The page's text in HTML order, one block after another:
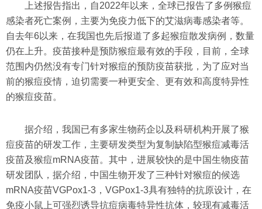
上述报告指出，自2022年以来，全球已报告了多例猴痘
感染者死亡案例，主要为免疫力低下的艾滋病毒感染者等。
自去年6以来，在我国也先后报道了多起猴痘散发病例，数量
仍在上升。疫苗接种是预防猴痘最有效的手段，目前，全球
范围内仍然没有专门针对猴痘的预防疫苗获批，为了应对当
前的猴痘疫情，迫切需要一种更安全、更有效和高度特异性
的猴痘疫苗。
据介绍，我国已有多家生物药企以及科研机构开展了猴
痘疫苗的研发工作，主要研发类型为复制缺陷型猴痘减毒活
疫苗及猴痘mRNA疫苗。其中，进展较快的是中国生物疫苗
研发团队，据介绍，中国生物开发了三种针对猴痘的候选
mRNA疫苗VGPox1-3，VGPox1-3具有独特的抗原设计，在
免疫小鼠上可强烈诱导抗痘病毒特异性抗体，较现有减毒活